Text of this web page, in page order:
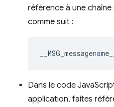
référence à une chaîne
comme suit :
__MSG_messagename__
Dans le code
application, faites